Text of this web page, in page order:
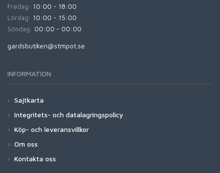
Fredag: 10:00 - 18:00
Lördag: 10:00 - 15:00
Söndag: 00:00 - 00:00
gardsbutiken@stmpot.se
INFORMATION
Sajtkarta
Integritets- och datalagringspolicy
Köp- och leveransvillkor
Om oss
Kontakta oss